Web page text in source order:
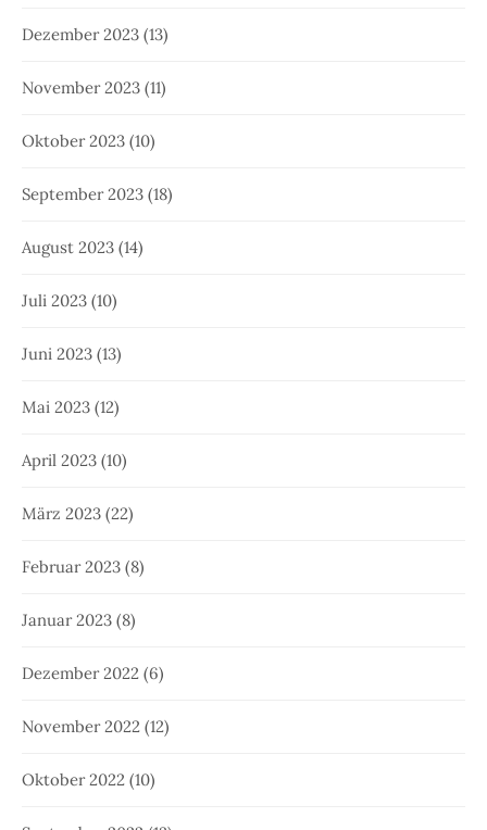
Dezember 2023 (13)
November 2023 (11)
Oktober 2023 (10)
September 2023 (18)
August 2023 (14)
Juli 2023 (10)
Juni 2023 (13)
Mai 2023 (12)
April 2023 (10)
März 2023 (22)
Februar 2023 (8)
Januar 2023 (8)
Dezember 2022 (6)
November 2022 (12)
Oktober 2022 (10)